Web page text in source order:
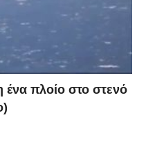
πλοίο στο στενό